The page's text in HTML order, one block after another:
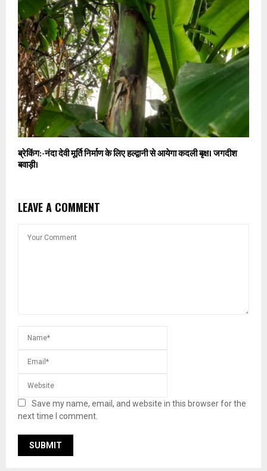
ब्रेकिंग:-नंदा देवी मूर्ति निर्माण के लिए हल्द्वानी से आयेगा कदली बृक्ष। जगदीश
बवाड़ी।
LEAVE A COMMENT
Save my name, email, and website in this browser for the
next time I comment.